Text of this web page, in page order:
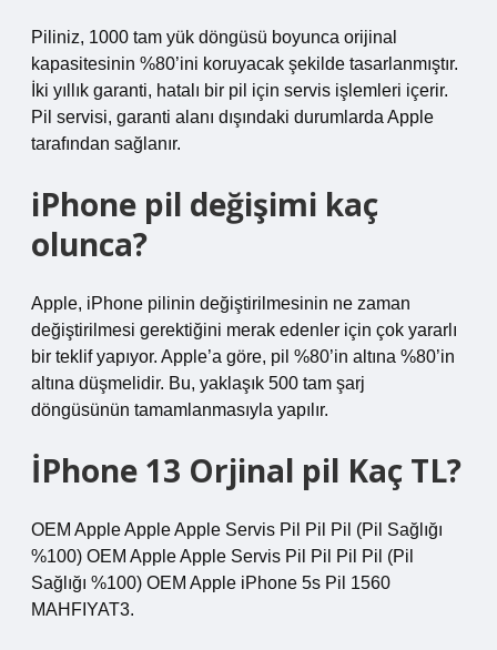
Piliniz, 1000 tam yük döngüsü boyunca orijinal
kapasitesinin %80’ini koruyacak şekilde tasarlanmıştır.
İki yıllık garanti, hatalı bir pil için servis işlemleri içerir.
Pil servisi, garanti alanı dışındaki durumlarda Apple
tarafından sağlanır.
iPhone pil değişimi kaç
olunca?
Apple, iPhone pilinin değiştirilmesinin ne zaman
değiştirilmesi gerektiğini merak edenler için çok yararlı
bir teklif yapıyor. Apple’a göre, pil %80’in altına %80’in
altına düşmelidir. Bu, yaklaşık 500 tam şarj
döngüsünün tamamlanmasıyla yapılır.
İPhone 13 Orjinal pil Kaç TL?
OEM Apple Apple Apple Servis Pil Pil Pil (Pil Sağlığı
%100) OEM Apple Apple Servis Pil Pil Pil Pil (Pil
Sağlığı %100) OEM Apple iPhone 5s Pil 1560
MAHFIYAT3.